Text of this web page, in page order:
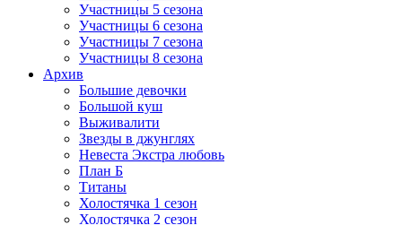
Участницы 5 сезона
Участницы 6 сезона
Участницы 7 сезона
Участницы 8 сезона
Архив
Большие девочки
Большой куш
Выживалити
Звезды в джунглях
Невеста Экстра любовь
План Б
Титаны
Холостячка 1 сезон
Холостячка 2 сезон